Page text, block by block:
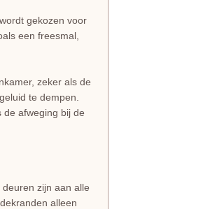
gekozen voor
een freesmal,
zeker als de
te dempen.
afweging bij de
zijn aan alle
alleen